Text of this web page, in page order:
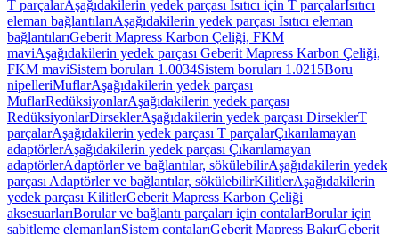
T parçalarAşağıdakilerin yedek parçası Isıtıcı için T parçalarIsıtıcı
eleman bağlantılarıAşağıdakilerin yedek parçası Isıtıcı eleman
bağlantılarıGeberit Mapress Karbon Çeliği, FKM
maviAşağıdakilerin yedek parçası Geberit Mapress Karbon Çeliği,
FKM maviSistem boruları 1.0034Sistem boruları 1.0215Boru
nipelleriMuflarAşağıdakilerin yedek parçası
MuflarRedüksiyonlarAşağıdakilerin yedek parçası
RedüksiyonlarDirseklerAşağıdakilerin yedek parçası DirseklerT
parçalarAşağıdakilerin yedek parçası T parçalarÇıkarılamayan
adaptörlerAşağıdakilerin yedek parçası Çıkarılamayan
adaptörlerAdaptörler ve bağlantılar, sökülebilirAşağıdakilerin yedek
parçası Adaptörler ve bağlantılar, sökülebilirKilitlerAşağıdakilerin
yedek parçası KilitlerGeberit Mapress Karbon Çeliği
aksesuarlarıBorular ve bağlantı parçaları için contalarBorular için
sabitleme elemanlarıSistem contalarıGeberit Mapress BakırGeberit